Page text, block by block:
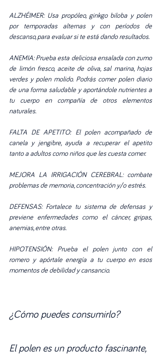
ALZHÉIMER: Usa propóleo, ginkgo biloba y polen
por temporadas alternas y con períodos de
descanso, para evaluar si te está dando resultados.
ANEMIA: Prueba esta deliciosa ensalada con zumo
de limón fresco, aceite de oliva, sal marina, hojas
verdes y polen molido. Podrás comer polen diario
de una forma saludable y aportándole nutrientes a
tu cuerpo en compañía de otros elementos
naturales.
FALTA DE APETITO: El polen acompañado de
canela y jengibre, ayuda a recuperar el apetito
tanto a adultos como niños que les cuesta comer.
MEJORA LA IRRIGACIÓN CEREBRAL: combate
problemas de memoria, concentración y/o estrés.
DEFENSAS: Fortalece tu sistema de defensas y
previene enfermedades como el cáncer, gripas,
anemias, entre otras.
HIPOTENSIÓN: Prueba el polen junto con el
romero y apórtale energía a tu cuerpo en esos
momentos de debilidad y cansancio.
¿Cómo puedes consumirlo?
El polen es un producto fascinante,